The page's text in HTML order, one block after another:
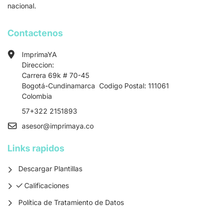
nacional.
Contactenos
ImprimaYA
Direccion:
Carrera 69k # 70-45
Bogotá-Cundinamarca Codigo Postal: 111061
Colombia
57+322 2151893
asesor@imprimaya.co
Links rapidos
Descargar Plantillas
Calificaciones
Calificaciones
Política de Tratamiento de Datos